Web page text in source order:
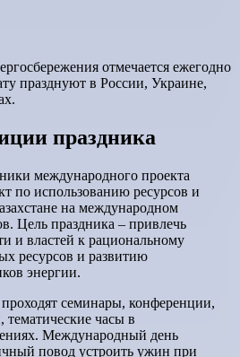
отмечается ежегодно
празднуют в России, Украине,
праздника
международного проекта
по использованию ресурсов и
на международном
Цель праздника – привлечь
и властей к рациональному
ресурсов и развитию
энергии.
семинары, конференции,
часы в
Международный день
повод устроить ужин при